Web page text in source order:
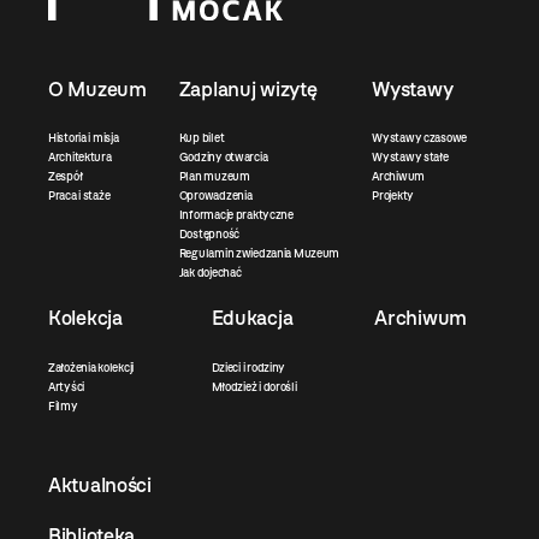
O Muzeum
Historia i misja
Architektura
Zespół
Praca i staże
Zaplanuj wizytę
Kup bilet
Godziny otwarcia
Plan muzeum
Oprowadzenia
Informacje praktyczne
Dostępność
Regulamin zwiedzania Muzeum
Jak dojechać
Wystawy
Wystawy czasowe
Wystawy stałe
Archiwum
Projekty
Kolekcja
Założenia kolekcji
Artyści
Filmy
Edukacja
Dzieci i rodziny
Młodzież i dorośli
Archiwum
Aktualności